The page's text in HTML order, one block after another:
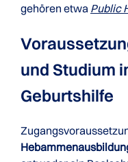
gehören etwa Public
und Studium
Geburtshilfe